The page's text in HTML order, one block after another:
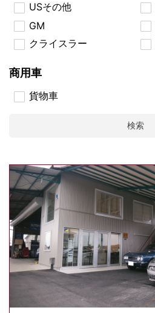
USその他
GM
クライスラー
商用車
貨物車
検索